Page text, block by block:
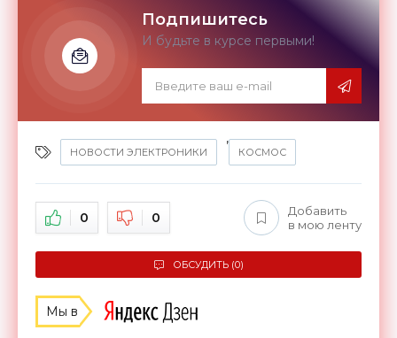
Подпишитесь
И будьте в курсе первыми!
НОВОСТИ ЭЛЕКТРОНИКИ
,
КОСМОС
0 0
Добавить
в мою ленту
ОБСУДИТЬ (0)
Мы в